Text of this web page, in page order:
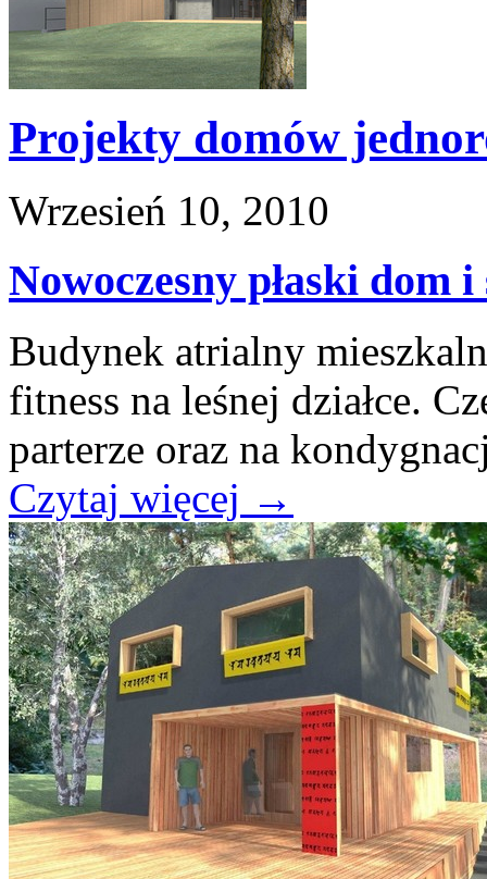
Projekty domów
Wrzesień 10, 2010
Nowoczesny płaski dom
Budynek atrialny
fitness na leśnej działce.
parterze oraz na
Czytaj więcej →